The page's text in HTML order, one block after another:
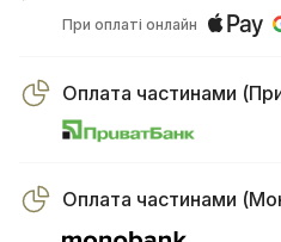
При оплаті онлайн
Оплата частинами
Оплата частинами